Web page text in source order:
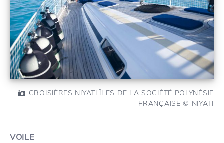
CROISIÈRES NIYATI ÎLES DE LA SOCIÉTÉ POLYNÉSIE
FRANÇAISE © NIYATI
VOILE